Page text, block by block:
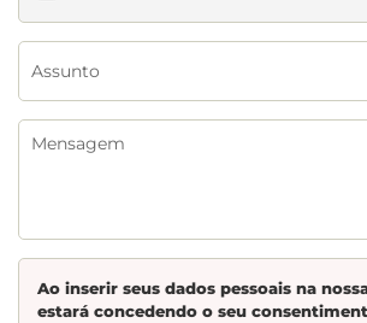
Ao inserir seus dados pessoais na
estará concedendo o seu